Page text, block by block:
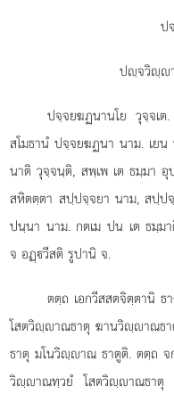
ป
ปฺจวิฺ
ปจฺจยฆฏนานโย วุจฺจเ
สโมธานํ ปจฺจยฆฏนา นาม. เย
นาติ วุจฺจนฺติ, สพฺเพ เต ธมฺมา
สหิตตฺตา สปฺปจฺจยา นาม, สปฺป
ปนฺนา นาม. กตเม ปน เต ธมฺม
จ อฏฺวีสติ รูปานิ จ.
ตตฺถ เอกวีสสตจิตฺตานิ
โสตวิฺาณธาตุ ฆานวิฺาณธ
ธาตุ มโนวิฺาณ ธาตูติ. ตตฺถ
วิฺาณทฺวยํ โสตวิฺาณธา